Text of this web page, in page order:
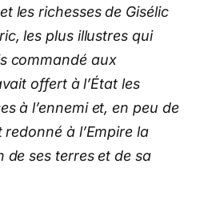
les richesses de Gisélic
les plus illustres qui
commandé aux
offert à l’État les
à l’ennemi et, en peu de
à l’Empire la
de ses terres et de sa